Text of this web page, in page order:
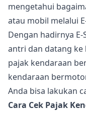
mengetahui
atau mobil melalui
Dengan hadirnya
antri dan datang
pajak kendaraan
kendaraan
Anda bisa lakukan
Cara Cek Pajak